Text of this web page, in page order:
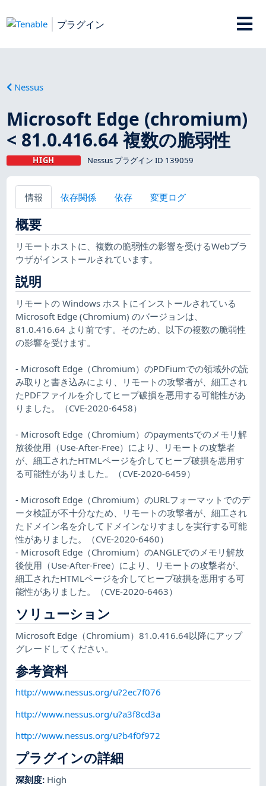
プラグイン
Nessus
Microsoft Edge (chromium)
< 81.0.416.64 複数の脆弱性
HIGH Nessus プラグイン ID 139059
情報 依存関係 依存 変更ログ
概要
リモートホストに、複数の脆弱性の影響を受けるWebブラ
ウザがインストールされています。
説明
リモートの Windows ホストにインストールされている
Microsoft Edge (Chromium) のバージョンは、
81.0.416.64 より前です。そのため、以下の複数の脆弱性
の影響を受けます。
- Microsoft Edge（Chromium）のPDFiumでの領域外の読
み取りと書き込みにより、リモートの攻撃者が、細工され
たPDFファイルを介してヒープ破損を悪用する可能性があ
りました。（CVE-2020-6458）
- Microsoft Edge（Chromium）のpaymentsでのメモリ解
放後使用（Use-After-Free）により、リモートの攻撃者
が、細工されたHTMLページを介してヒープ破損を悪用す
る可能性がありました。（CVE-2020-6459）
- Microsoft Edge（Chromium）のURLフォーマットでのデ
ータ検証が不十分なため、リモートの攻撃者が、細工され
たドメイン名を介してドメインなりすましを実行する可能
性がありました。（CVE-2020-6460）
- Microsoft Edge（Chromium）のANGLEでのメモリ解放
後使用（Use-After-Free）により、リモートの攻撃者が、
細工されたHTMLページを介してヒープ破損を悪用する可
能性がありました。（CVE-2020-6463）
ソリューション
Microsoft Edge（Chromium）81.0.416.64以降にアップ
グレードしてください。
参考資料
http://www.nessus.org/u?2ec7f076
http://www.nessus.org/u?a3f8cd3a
http://www.nessus.org/u?b4f0f972
プラグインの詳細
深刻度: High